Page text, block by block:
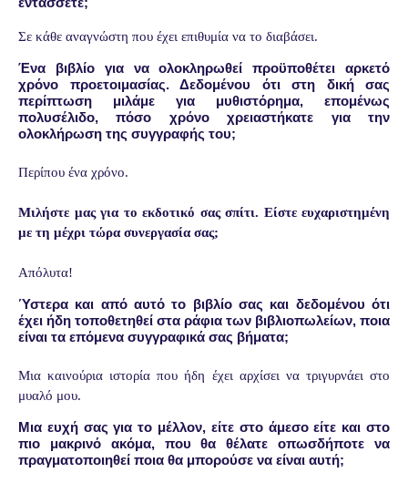
Σε κάθε αναγνώστη που έχει επιθυμία να το διαβάσει.
Ένα βιβλίο για να ολοκληρωθεί προϋποθέτει αρκετό
χρόνο προετοιμασίας. Δεδομένου ότι στη δική σας
περίπτωση μιλάμε για μυθιστόρημα, επομένως
πολυσέλιδο, πόσο χρόνο χρειαστήκατε για την
ολοκλήρωση της συγγραφής του;
Περίπου ένα χρόνο.
Μιλήστε μας για το εκδοτικό σας σπίτι. Είστε ευχαριστημένη
με τη μέχρι τώρα συνεργασία σας;
Απόλυτα!
Ύστερα και από αυτό το βιβλίο σας και δεδομένου ότι
έχει ήδη τοποθετηθεί στα ράφια των βιβλιοπωλείων, ποια
είναι τα επόμενα συγγραφικά σας βήματα;
Μια καινούρια ιστορία που ήδη έχει αρχίσει να τριγυρνάει στο
μυαλό μου.
Μια ευχή σας για το μέλλον, είτε στο άμεσο είτε και στο
πιο μακρινό ακόμα, που θα θέλατε οπωσδήποτε να
πραγματοποιηθεί ποια θα μπορούσε να είναι αυτή;